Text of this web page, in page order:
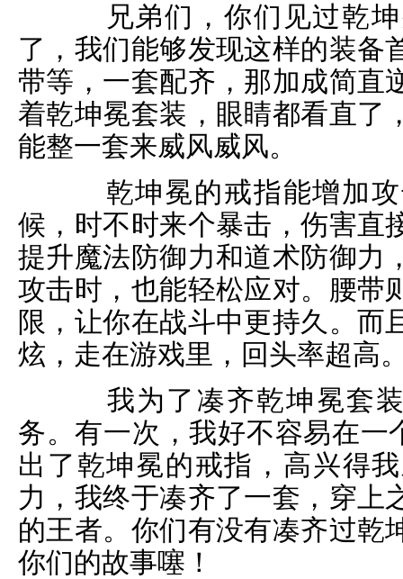
兄弟们，你们见过乾坤
了，我们能够发现这样的装备
带等，一套配齐，那加成简直
着乾坤冕套装，眼睛都看直了
能整一套来威风威风。
乾坤冕的戒指能增加攻
候，时不时来个暴击，伤害直
提升魔法防御力和道术防御力
攻击时，也能轻松应对。腰带
限，让你在战斗中更持久。而
炫，走在游戏里，回头率超高
我为了凑齐乾坤冕套装
务。有一次，我好不容易在一
出了乾坤冕的戒指，高兴得
力，我终于凑齐了一套，穿上
的王者。你们有没有凑齐过乾
你们的故事噻！